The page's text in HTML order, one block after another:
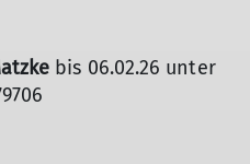
bis 06.02.26 unter